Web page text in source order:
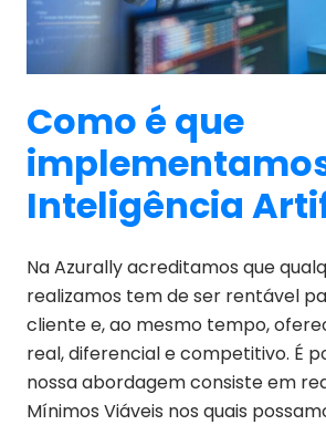
Como é que
Inteligência
Na Azurally acreditamos que
realizamos tem de ser rentável
cliente e, ao mesmo tempo,
real, diferencial e competitivo. É
nossa abordagem consiste em
Mínimos Viáveis nos quais